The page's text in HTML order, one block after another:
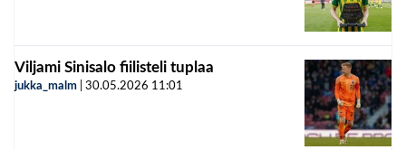
Viljami Sinisalo fiilisteli tuplaa
jukka_malm 30.05.2026 11:01